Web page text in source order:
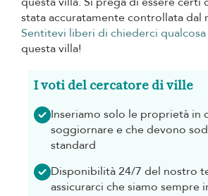
stata accuratamente controllata dal
Sentitevi liberi di chiederci
questa villa!
I voti del cercatore di ville
Inseriamo solo le proprietà in
soggiornare e che devono
standard
Disponibilità 24/7 del nostro
assicurarci che siamo sempre